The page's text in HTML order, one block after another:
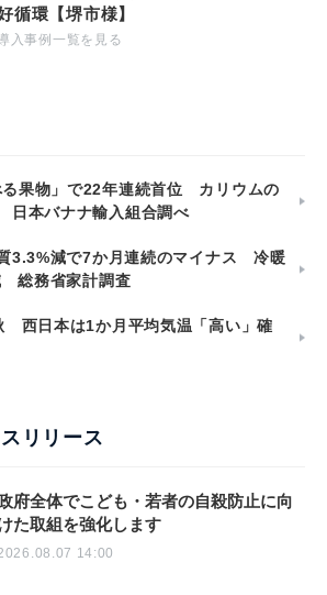
循環【堺市様】
入事例一覧を見る
る果物」で22年連続首位 カリウムの
本バナナ輸入組合調べ
3.3%減で7か月連続のマイナス 冷暖
総務省家計調査
西日本は1か月平均気温「高い」確
リリース
府全体でこども・若者の自殺防止に向
た取組を強化します
14:00